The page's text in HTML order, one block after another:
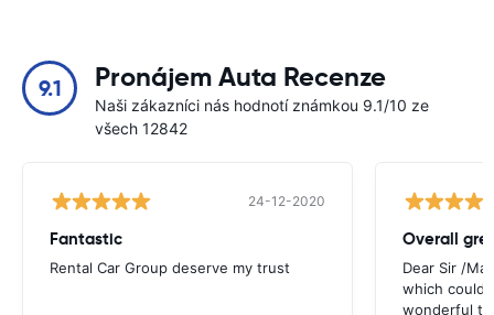
9.1 Pronájem Auta Recenze
Naši zákazníci nás hodnotí známkou 9.1/10 ze
všech 12842
24-12-2020
Fantastic
Rental Car Group deserve my trust
Overall
Dear Sir /
which could
wonderful to